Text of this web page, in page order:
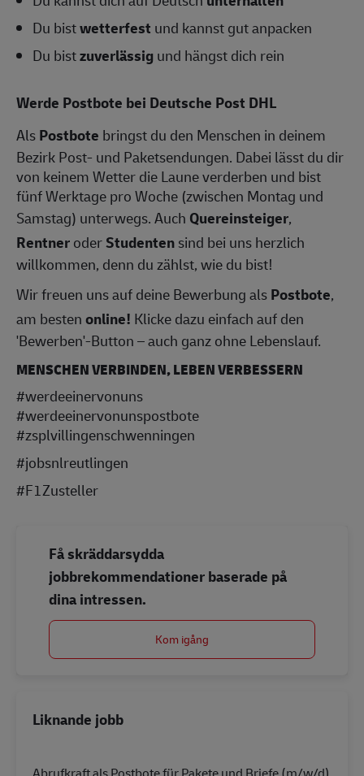
Du bistwetterfest und kannst gut anpacken
Du bistzuverlässigund hängst dich rein
Werde Postbote bei Deutsche Post DHL
AlsPostbote bringst du den Menschen in deinem
Bezirk Post- und Paketsendungen. Dabei lässt du dir
von keinem Wetter die Laune verderben und bist
fünf Werktage pro Woche (zwischen Montag und
Samstag) unterwegs. Auch Quereinsteiger,
RentneroderStudentensind bei uns herzlich
willkommen, denn du zählst, wie du bist!
Wir freuen uns auf deine Bewerbung alsPostbote,
am bestenonline! Klicke dazu einfach auf den
'Bewerben'-Button – auch ganz ohne Lebenslauf.
MENSCHEN VERBINDEN, LEBEN VERBESSERN
#werdeeinervonuns
#werdeeinervonunspostbote
#zsplvillingenschwenningen
#jobsnlreutlingen
#F1Zusteller
Få skräddarsydda
jobbrekommendationer baserade på
dina intressen.
Kom igång
Liknande jobb